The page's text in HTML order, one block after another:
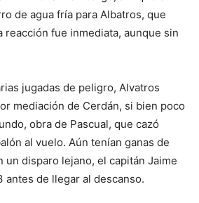
de agua fría para Albatros, que
reacción fue inmediata, aunque sin
jugadas de peligro, Alvatros
mediación de Cerdán, si bien poco
obra de Pascual, que cazó
al vuelo. Aún tenían ganas de
un disparo lejano, el capitán Jaime
antes de llegar al descanso.